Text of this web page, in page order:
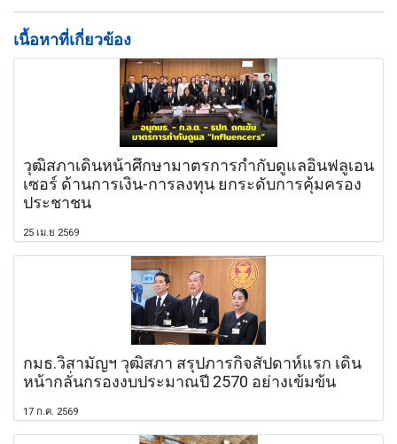
เนื้อหาที่เกี่ยวข้อง
วุฒิสภาเดินหน้าศึกษามาตรการกำกับดูแลอินฟลูเอน
เซอร์ ด้านการเงิน-การลงทุน ยกระดับการคุ้มครอง
ประชาชน
25 เม.ย 2569
กมธ.วิสามัญฯ วุฒิสภา สรุปภารกิจสัปดาห์แรก เดิน
หน้ากลั่นกรองงบประมาณปี 2570 อย่างเข้มข้น
17 ก.ค. 2569